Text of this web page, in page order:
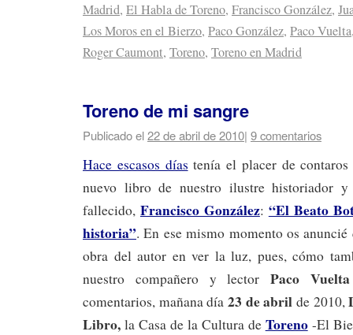
Madrid, El Habla de Toreno, Francisco González,
Los Moros en el Bierzo, Paco González, Paco Vuelta
Roger Caumont, Toreno, Toreno en Madrid
Toreno de mi sangre
Publicado el22 de abril de 2010| 9 comentarios
Hace escasos días tenía el placer de
nuevo libro de nuestro ilustre historiador y
fallecido, Francisco González: “El Beato
historia”. En ese mismo momento os
obra del autor en ver la luz, pues, cómo
nuestro compañero y lectorPaco Vuelta
comentarios, mañana día 23 de abril de 2010,
Libro, la Casa de la Cultura de Toreno-El